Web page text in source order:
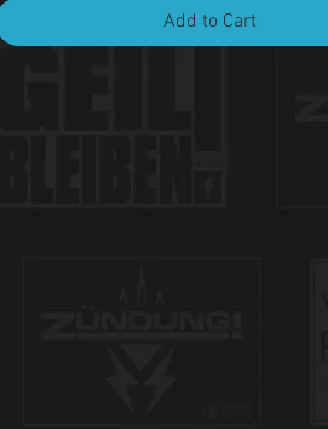
Add to Cart